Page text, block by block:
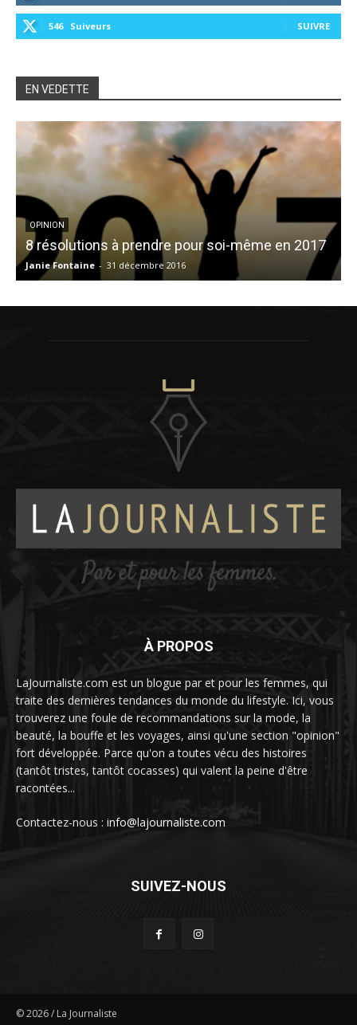
546 Suiveurs SUIVRE
EN VEDETTE
OPINION
8 résolutions à prendre pour soi-même en 2017
Janie Fontaine - 31 décembre 2016
À PROPOS
LaJournaliste.com est un blogue par et pour les femmes, qui
traite des dernières tendances du monde du lifestyle. Ici, vous
trouverez une foule de recommandations sur la mode, la
beauté, la bouffe et les voyages, ainsi qu'une section "opinion"
fort développée. Parce qu'on a toutes vécu des histoires
(tantôt tristes, tantôt cocasses) qui valent la peine d'être
racontées...
Contactez-nous : info@lajournaliste.com
SUIVEZ-NOUS
©2026/ La Journaliste